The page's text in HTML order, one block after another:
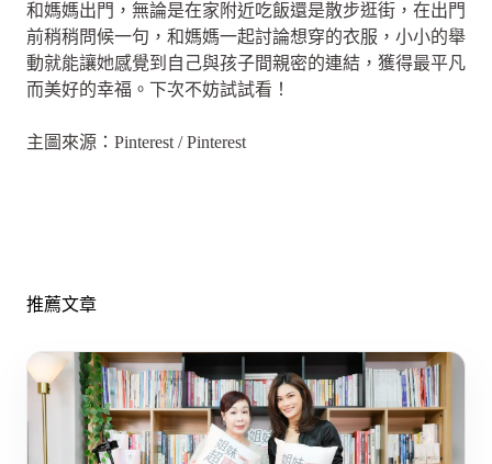
和媽媽出門，無論是在家附近吃飯還是散步逛街，在出門
前稍稍問候一句，和媽媽一起討論想穿的衣服，小小的舉
動就能讓她感覺到自己與孩子間親密的連結，獲得最平凡
而美好的幸福。下次不妨試試看！
主圖來源：Pinterest / Pinterest
推薦文章